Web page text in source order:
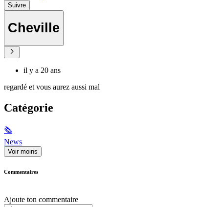
Suivre
Cheville
il y a 20 ans
regardé et vous aurez aussi mal
Catégorie
🗞
News
Voir moins
Commentaires
Ajoute ton commentaire